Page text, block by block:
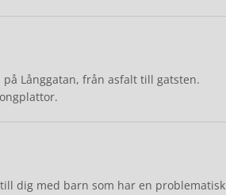
Långgatan, från asfalt till gatsten.
dig med barn som har en problematisk